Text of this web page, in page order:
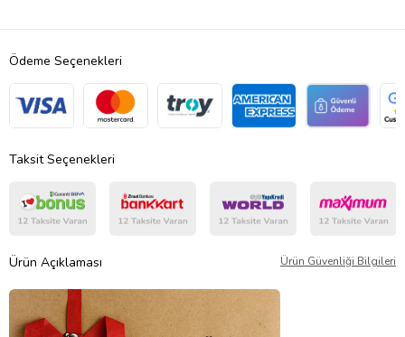
Ödeme Seçenekleri
Taksit Seçenekleri
Ürün Açıklaması Ürün Güvenliği Bilgileri